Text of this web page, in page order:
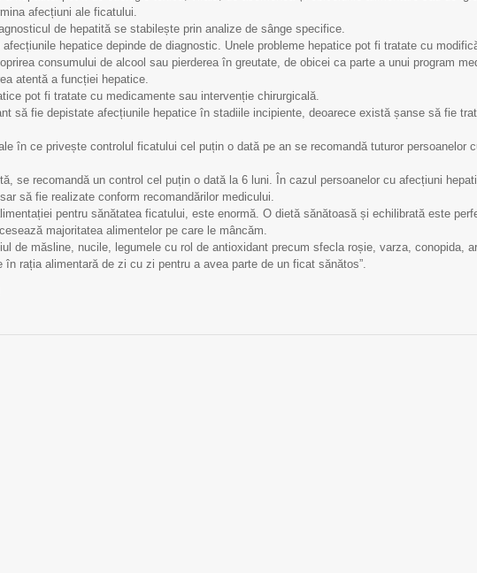
afecțiuni ale ficatului.
de hepatită se stabilește prin analize de sânge specifice.
afecțiunile hepatice depinde de diagnostic. Unele probleme hepatice pot fi tratate cu
consumului de alcool sau pierderea în greutate, de obicei ca parte a unui program
atentă a funcției hepatice.
pot fi tratate cu medicamente sau intervenție chirurgicală.
să fie depistate afecțiunile hepatice în stadiile incipiente, deoarece există șanse să fie
în ce privește controlul ficatului cel puțin o dată pe an se recomandă tuturor persoanelor
se recomandă un control cel puțin o dată la 6 luni. În cazul persoanelor cu afecțiuni
să fie realizate conform recomandărilor medicului.
pentru sănătatea ficatului, este enormă. O dietă sănătoasă și echilibrată este
majoritatea alimentelor pe care le mâncăm.
de măsline, nucile, legumele cu rol de antioxidant precum sfecla roșie, varza, conopida,
în rația alimentară de zi cu zi pentru a avea parte de un ficat sănătos”.